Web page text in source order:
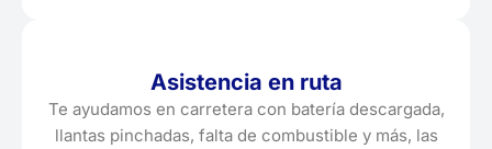
Asistencia en ruta
Te ayudamos en carretera con batería descargada,
llantas pinchadas, falta de combustible y más, las